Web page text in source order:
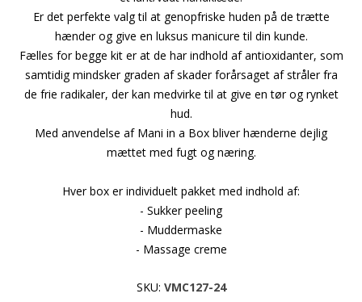
Er det perfekte valg til at genopfriske huden på de trætte
hænder og give en luksus manicure til din kunde.
Fælles for begge kit er at de har indhold af antioxidanter, som
samtidig mindsker graden af skader forårsaget af stråler fra
de frie radikaler, der kan medvirke til at give en tør og rynket
hud.
Med anvendelse af Mani in a Box bliver hænderne dejlig
mættet med fugt og næring.
Hver box er individuelt pakket med indhold af:
- Sukker peeling
- Muddermaske
- Massage creme
SKU: VMC127-24